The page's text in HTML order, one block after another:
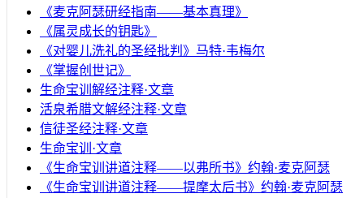
《麦克阿瑟研经指南——基本真理》
《属灵成长的钥匙》
《对婴儿洗礼的圣经批判》马特·韦梅尔
《掌握创世记》
生命宝训解经注释·文章
活泉希腊文解经注释·文章
信徒圣经注释·文章
生命宝训·文章
《生命宝训讲道注释——以弗所书》约翰·麦克阿瑟
《生命宝训讲道注释——提摩太后书》约翰·麦克阿瑟